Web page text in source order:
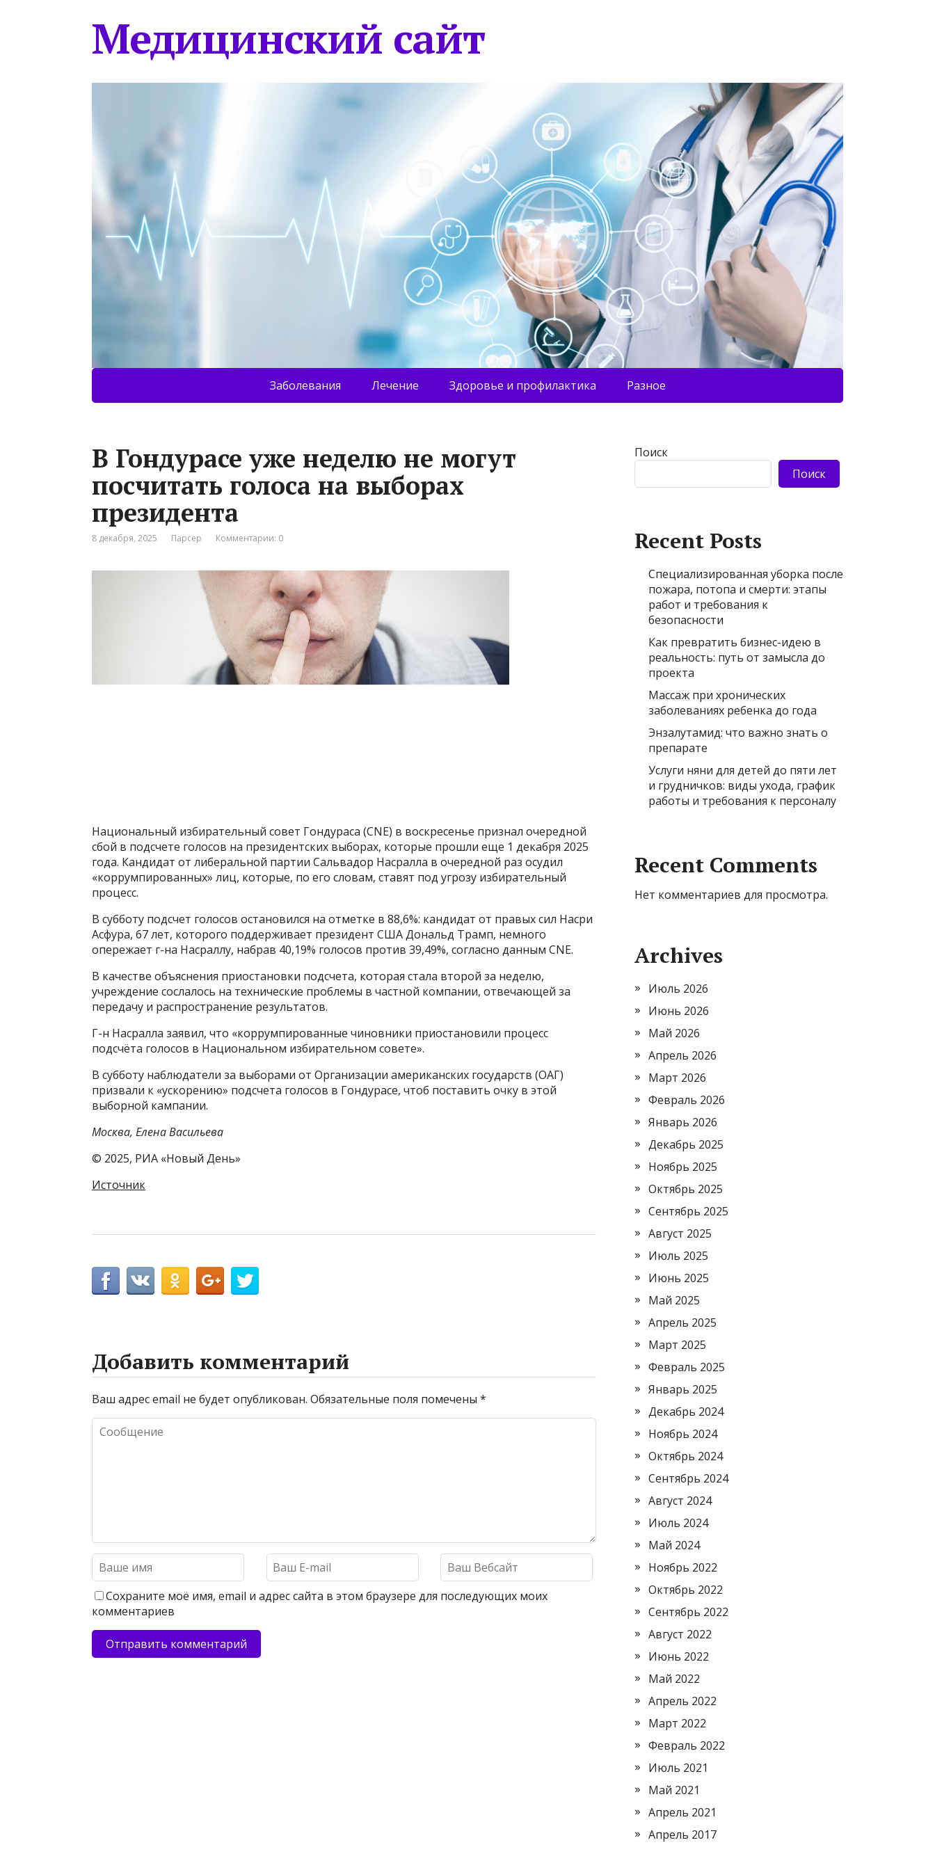
Медицинский сайт
Заболевания Лечение Здоровье и профилактика Разное
В Гондурасе уже неделю не могут
посчитать голоса на выборах
президента
8 декабря, 2025 Парсер Комментарии: 0
Национальный избирательный совет Гондураса (CNE) в воскресенье признал очередной
сбой в подсчете голосов на президентских выборах, которые прошли еще 1 декабря 2025
года. Кандидат от либеральной партии Сальвадор Насралла в очередной раз осудил
«коррумпированных» лиц, которые, по его словам, ставят под угрозу избирательный
процесс.
В субботу подсчет голосов остановился на отметке в 88,6%: кандидат от правых сил Насри
Асфура, 67 лет, которого поддерживает президент США Дональд Трамп, немного
опережает г-на Насраллу, набрав 40,19% голосов против 39,49%, согласно данным CNE.
В качестве объяснения приостановки подсчета, которая стала второй за неделю,
учреждение сослалось на технические проблемы в частной компании, отвечающей за
передачу и распространение результатов.
Г-н Насралла заявил, что «коррумпированные чиновники приостановили процесс
подсчёта голосов в Национальном избирательном совете».
В субботу наблюдатели за выборами от Организации американских государств (ОАГ)
призвали к «ускорению» подсчета голосов в Гондурасе, чтоб поставить очку в этой
выборной кампании.
Москва, Елена Васильева
© 2025, РИА «Новый День»
Источник
Добавить комментарий
Ваш адрес email не будет опубликован. Обязательные поля помечены *
Сохраните моё имя, email и адрес сайта в этом браузере для последующих моих
комментариев
Поиск
Поиск
Recent Posts
Специализированная уборка после
пожара, потопа и смерти: этапы
работ и требования к
безопасности
Как превратить бизнес-идею в
реальность: путь от замысла до
проекта
Массаж при хронических
заболеваниях ребенка до года
Энзалутамид: что важно знать о
препарате
Услуги няни для детей до пяти лет
и грудничков: виды ухода, график
работы и требования к персоналу
Recent Comments
Нет комментариев для просмотра.
Archives
Июль 2026
Июнь 2026
Май 2026
Апрель 2026
Март 2026
Февраль 2026
Январь 2026
Декабрь 2025
Ноябрь 2025
Октябрь 2025
Сентябрь 2025
Август 2025
Июль 2025
Июнь 2025
Май 2025
Апрель 2025
Март 2025
Февраль 2025
Январь 2025
Декабрь 2024
Ноябрь 2024
Октябрь 2024
Сентябрь 2024
Август 2024
Июль 2024
Май 2024
Ноябрь 2022
Октябрь 2022
Сентябрь 2022
Август 2022
Июнь 2022
Май 2022
Апрель 2022
Март 2022
Февраль 2022
Июль 2021
Май 2021
Апрель 2021
Апрель 2017